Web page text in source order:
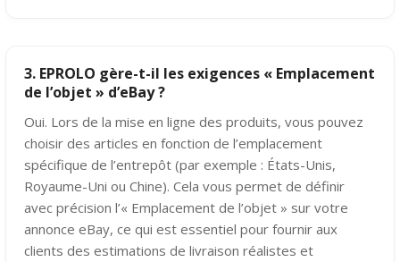
3. EPROLO gère-t-il les exigences « Emplacement
de l’objet » d’eBay ?
Oui. Lors de la mise en ligne des produits, vous pouvez
choisir des articles en fonction de l’emplacement
spécifique de l’entrepôt (par exemple : États-Unis,
Royaume-Uni ou Chine). Cela vous permet de définir
avec précision l’« Emplacement de l’objet » sur votre
annonce eBay, ce qui est essentiel pour fournir aux
clients des estimations de livraison réalistes et